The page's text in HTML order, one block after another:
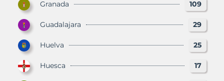
Granada 109
Guadalajara 29
Huelva 25
Huesca 17